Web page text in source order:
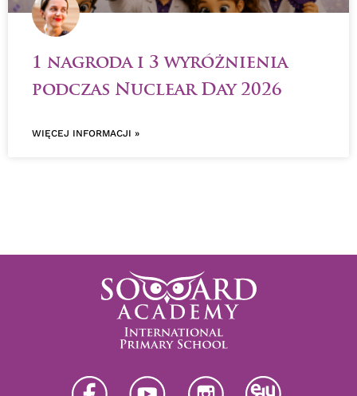
1 nagroda i 3 wyróżnienia
podczas Nuclear Day 2026
WIĘCEJ INFORMACJI »